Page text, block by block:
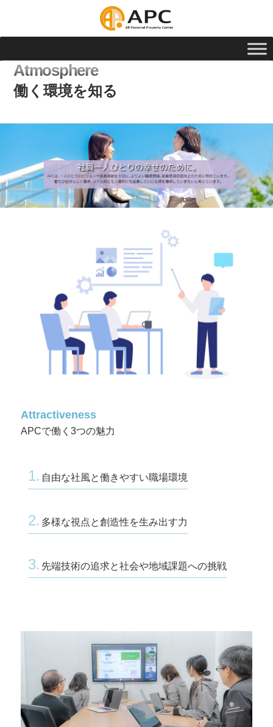
Atmosphere
働く環境を知る
Attractiveness
APCで働く3つの魅力
1. 自由な社風と働きやすい職場環境
2. 多様な視点と創造性を生み出す力
3. 先端技術の追求と社会や地域課題への挑戦